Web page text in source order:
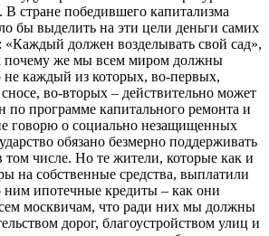
В стране победившего капитализма
бы выделить на эти цели деньги самих
«Каждый должен возделывать свой сад»,
почему же мы всем миром должны
не каждый из которых, во-первых,
во-вторых – действительно может
по программе капитального ремонта и
говорю о социально незащищенных
обязано безмерно поддерживать
том числе. Но те жители, которые как и
на собственные средства, выплатили
ипотечные кредиты – как они
москвичам, что ради них мы должны
дорог, благоустройством улиц и